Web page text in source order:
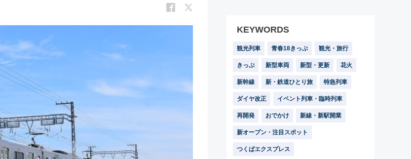
KEYWORDS
観光列車 青春18きっぷ 観光・旅行
きっぷ 新型車両 新型・更新 花火
新幹線 新・鉄道ひとり旅 特急列車
ダイヤ改正 イベント列車・臨時列車
再開発 おでかけ 新線・新駅開業
新オープン・注目スポット
つくばエクスプレス